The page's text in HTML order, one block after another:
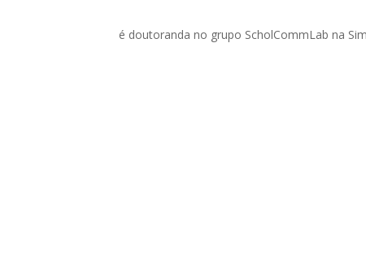
é doutoranda no grupo ScholCommLab na